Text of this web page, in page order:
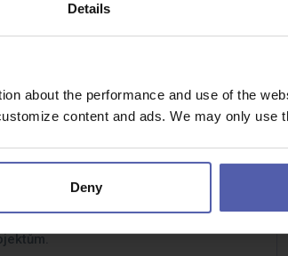
Details
about the performance and use of the
content and ads. We may only use
Deny
aby zaměstnanci cítili jistotu dnes
na který se můžete
můžete posunout — postaráme
a měli možnost rozšířit své
ale i historickou a společenskou